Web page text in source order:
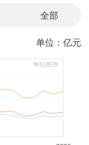
全部
单位：亿元